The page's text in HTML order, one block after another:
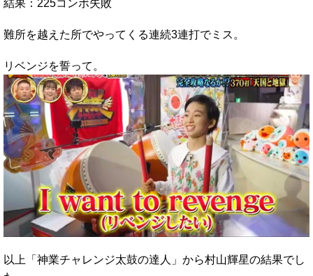
結果：225コンボ失敗
難所を越えた所でやってくる連続3連打でミス。
リベンジを誓って。
以上「神業チャレンジ太鼓の達人」から村山輝星の結果でし